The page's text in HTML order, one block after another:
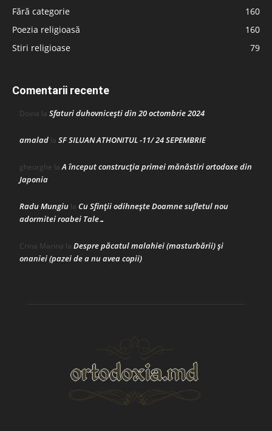
Fără categorie
160
Poezia religioasă
160
Stiri religioase
79
Comentarii recente
Doina la Sfaturi duhovnicești din 20 octombrie 2024
amalad la SF SILUAN ATHONITUL -11/ 24 SEPEMBRIE
gheorghe laA început construcţia primei mănăstiri ortodoxe din
Japonia
Radu Mungiu la Cu Sfinții odihnește Doamne sufletul nou
adormitei roabei Tale…
Crina Marina la Despre păcatul malahiei (masturbării) şi
onaniei (pazei de a nu avea copii)